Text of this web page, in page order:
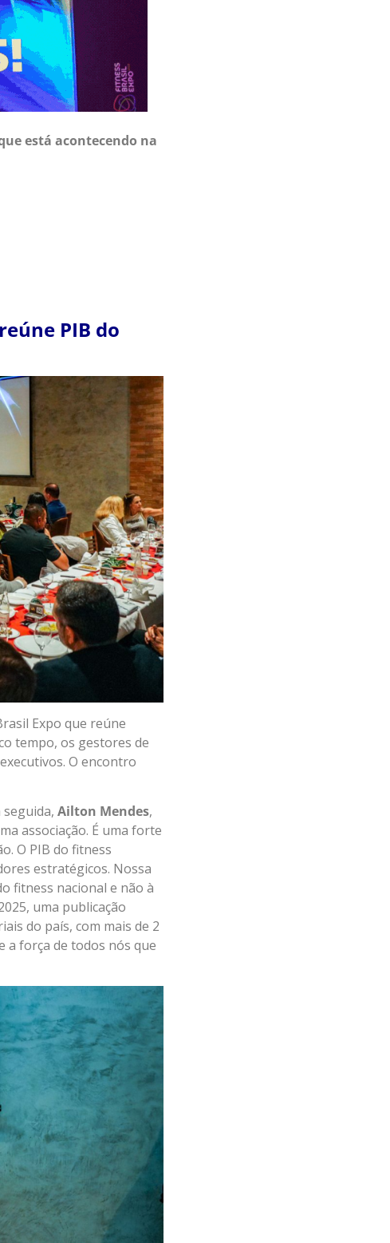
está acontecendo na
PIB do
Expo que reúne
tempo, os gestores de
O encontro
Ailton Mendes,
associação. É uma forte
O PIB do fitness
estratégicos. Nossa
fitness nacional e não à
uma publicação
do país, com mais de 2
a força de todos nós que